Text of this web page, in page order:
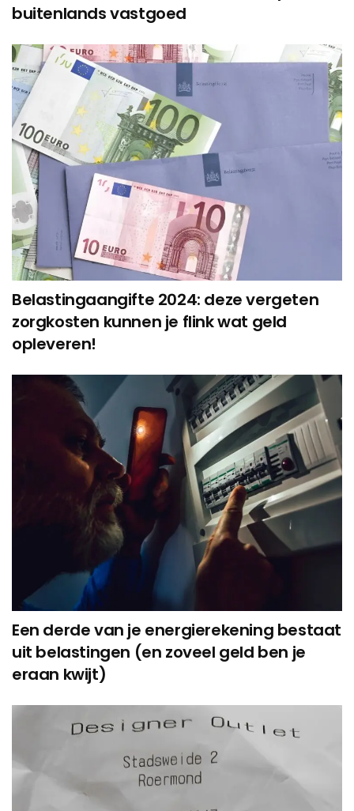
buitenlands vastgoed
Belastingaangifte 2024: deze vergeten
zorgkosten kunnen je flink wat geld
opleveren!
Een derde van je energierekening bestaat
uit belastingen (en zoveel geld ben je
eraan kwijt)